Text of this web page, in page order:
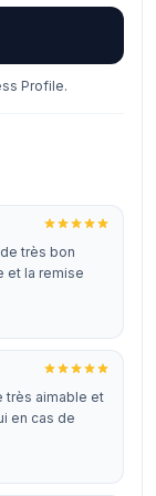
Profile.
très bon
et la remise
très aimable et
en cas de